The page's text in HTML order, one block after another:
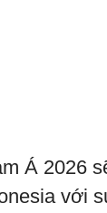
Á 2026
với